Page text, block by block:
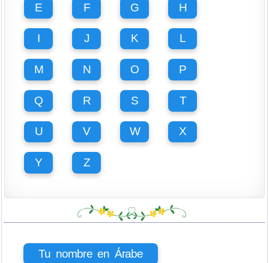
E F G H
I J K L
M N O P
Q R S T
U V W X
Y Z
Tu nombre en Árabe